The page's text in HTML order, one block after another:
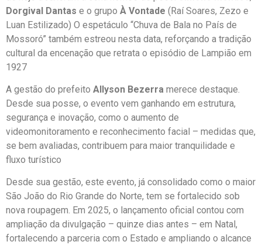
Dorgival Dantas e o grupo À Vontade (Raí Soares, Zezo e
Luan Estilizado) O espetáculo “Chuva de Bala no País de
Mossoró” também estreou nesta data, reforçando a tradição
cultural da encenação que retrata o episódio de Lampião em
1927
A gestão do prefeito Allyson Bezerra merece destaque.
Desde sua posse, o evento vem ganhando em estrutura,
segurança e inovação, como o aumento de
videomonitoramento e reconhecimento facial – medidas que,
se bem avaliadas, contribuem para maior tranquilidade e
fluxo turístico
Desde sua gestão, este evento, já consolidado como o maior
São João do Rio Grande do Norte, tem se fortalecido sob
nova roupagem. Em 2025, o lançamento oficial contou com
ampliação da divulgação – quinze dias antes – em Natal,
fortalecendo a parceria com o Estado e ampliando o alcance